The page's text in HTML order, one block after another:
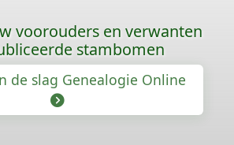
voorouders en verwanten
stambomen
de slag Genealogie Online